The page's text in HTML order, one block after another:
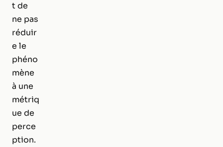
t de
ne pas
réduir
e le
phéno
mène
à une
métriq
ue de
perce
ption.